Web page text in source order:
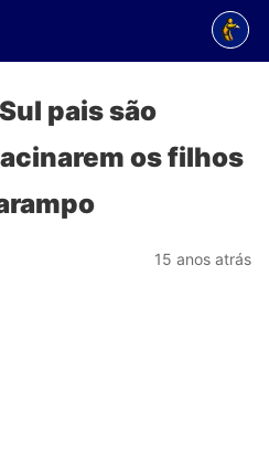
pais são
os filhos
15 anos atrás